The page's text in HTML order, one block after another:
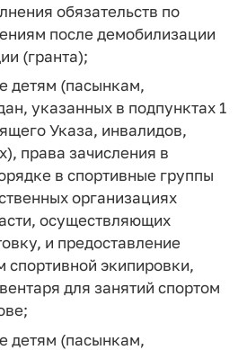
обязательств по
после демобилизации
(гранта);
детям (пасынкам,
указанных в подпунктах 1
Указа, инвалидов,
права зачисления в
в спортивные группы
организациях
осуществляющих
и предоставление
спортивной экипировки,
для занятий спортом
детям (пасынкам,